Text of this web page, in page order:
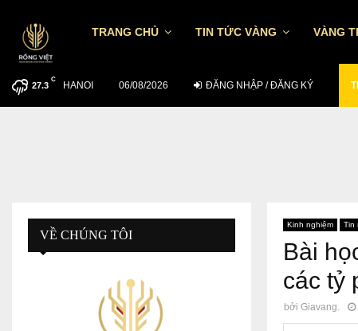
TRANG CHỦ TIN TỨC VÀNG VÀNG
27.3
C
HANOI 06/08/2026 ĐĂNG NHẬP / ĐĂNG KÝ
MUỐN ĐẦU TƯ HIỆU QUẢ NGÀY 5/8…
Kinh nghiệm Tin
Bài
các tỷ
bởi Giavang.
VỀ CHÚNG TÔI